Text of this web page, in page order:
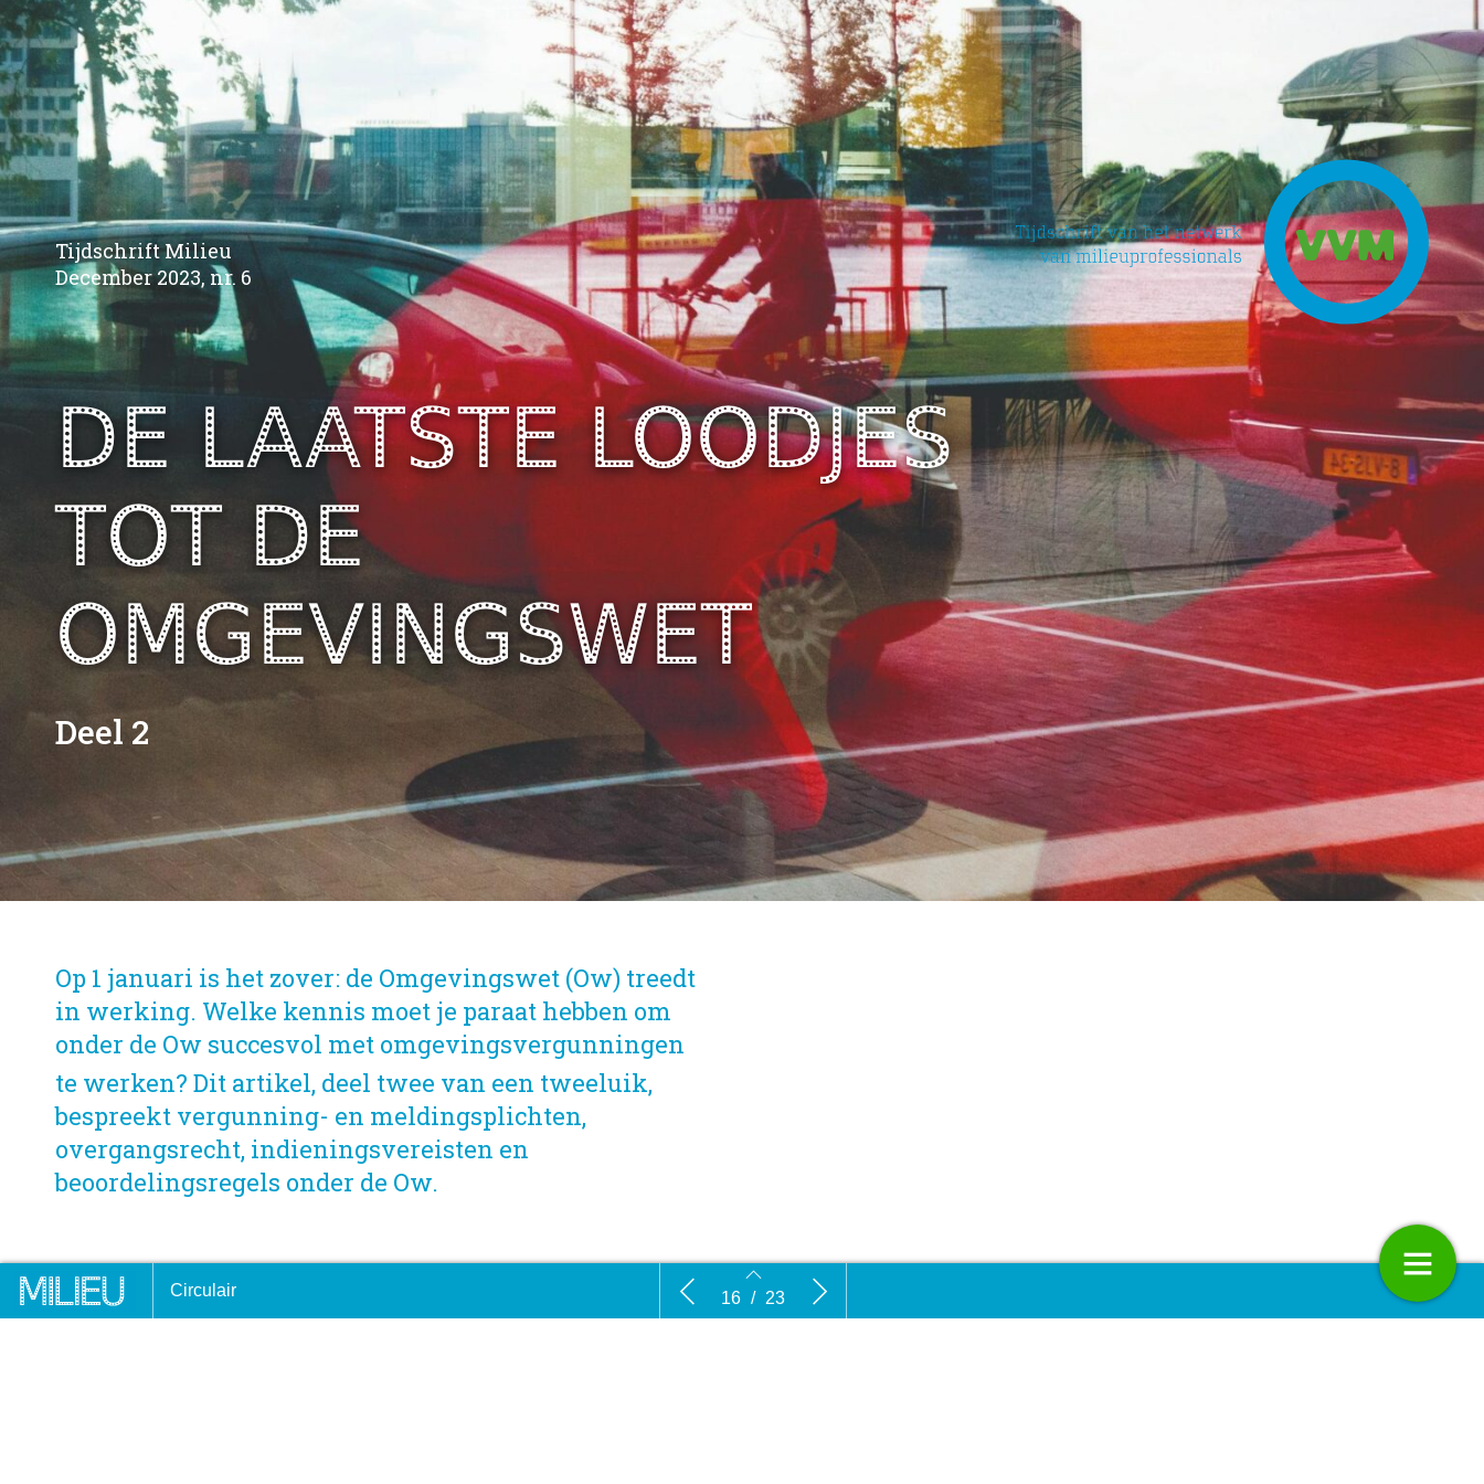
voor startups
De laatste loodjes tot de
Omgevingswet – deel 2
Dwarsliggers: Aansprakelijk
Circulair 16 / 23
Tijdschrift Milieu
December 2023, nr. 6
DE LAATSTELOODJES
TOT DE
OMGEVINGSWET
Deel 2
Op 1 januari is het zover: de Omgevingswet (Ow) treedt
in werking. Welke kennis moet je paraat hebben om
onder de Ow succesvol met omgevingsvergunningen
te werken? Dit artikel, deel twee van een tweeluik,
bespreekt vergunning- en meldingsplichten,
overgangsrecht, indieningsvereisten en
beoordelingsregels onder de Ow.